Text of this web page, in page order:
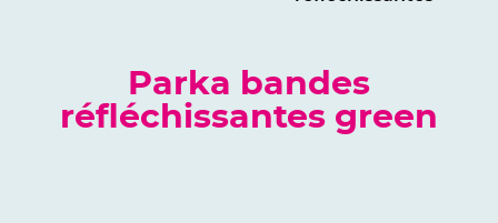
Parka bandes
réfléchissantes green